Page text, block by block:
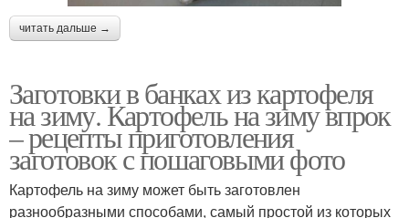
читать дальше →
Заготовки в банках из картофеля
на зиму. Картофель на зиму впрок
– рецепты приготовления
заготовок с пошаговыми фото
Картофель на зиму может быть заготовлен
разнообразными способами, самый простой из которых